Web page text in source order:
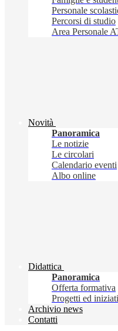
Personale
Percorsi di studio
Area Personale
Novità
Panoramica
Le notizie
Le circolari
Calendario eventi
Albo online
Didattica
Panoramica
Offerta formativa
Progetti ed
Archivio news
Contatti